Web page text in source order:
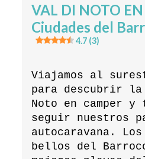
VAL DI NOTO
Ciudades del
4.7 (3)
Viajamos al
para descubrir
Noto en camper
seguir nuestros
autocaravana. Los
bellos del